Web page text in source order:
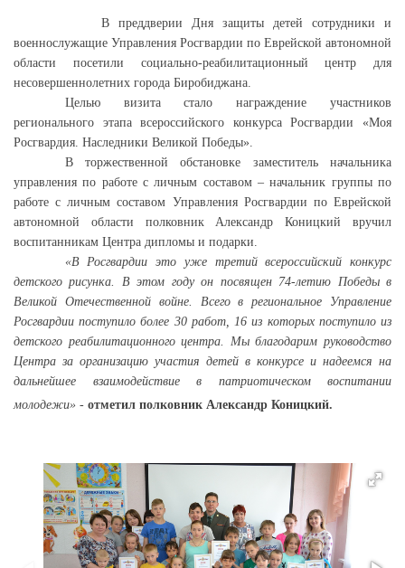
В преддверии Дня защиты детей сотрудники и
военнослужащие Управления Росгвардии по Еврейской автономной
области посетили социально-реабилитационный центр для
несовершеннолетних города Биробиджана.
Целью визита стало награждение участников
регионального этапа всероссийского конкурса Росгвардии «Моя
Росгвардия. Наследники Великой Победы».
В торжественной обстановке заместитель начальника
управления по работе с личным составом – начальник группы по
работе с личным составом Управления Росгвардии по Еврейской
автономной области полковник Александр Коницкий вручил
воспитанникам Центра дипломы и подарки.
«В Росгвардии это уже третий всероссийский конкурс
детского рисунка. В этом году он посвящен 74-летию Победы в
Великой Отечественной войне. Всего в региональное Управление
Росгвардии поступило более 30 работ, 16 из которых поступило из
детского реабилитационного центра. Мы благодарим руководство
Центра за организацию участия детей в конкурсе и надеемся на
дальнейшее взаимодействие в патриотическом воспитании
молодежи» - отметил полковник Александр Коницкий.